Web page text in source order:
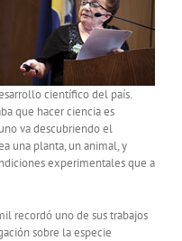
científico del país.
que hacer ciencia es
va descubriendo el
una planta, un animal, y
experimentales que a
recordó uno de sus trabajos
sobre la especie